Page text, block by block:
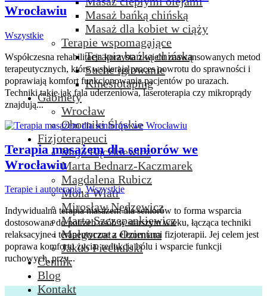
Masaż bańką chińską
Masaż dla kobiet w ciąży
Terapie wspomagające
Terapia bańką chińską
Suche igłowanie
Kinesiotaping
Gabinety
Wrocław
Oborniki Śląskie
Fizjoterapeuci
Maja Bączkiewicz
Marta Bednarz-Kaczmarek
Magdalena Rubicz
Mona Wiatr
Mirosław Nędzewicz
Marta Szczepankiewicz
Małgorzata Ozimina
Jakub Piechulski
Cennik
Blog
Kontakt
Wrocławiu
Wszystkie
Współczesna rehabilitacja korzysta z wielu zaawansowanych metod
terapeutycznych, które wspierają proces powrotu do sprawności i
poprawiają komfort funkcjonowania pacjentów po urazach.
Techniki takie jak fala uderzeniowa, laseroterapia czy mikroprądy
znajdują...
Terapia masażem dla seniorów we
Wrocławiu
Terapie i autoterapia, Wszystkie
Indywidualna terapia masażem dla seniorów to forma wsparcia
dostosowana do potrzeb osób w starszym wieku, łącząca techniki
relaksacyjne i terapeutyczne z elementami fizjoterapii. Jej celem jest
poprawa komfortu życia, redukcja bólu i wsparcie funkcji
ruchowych, przy...